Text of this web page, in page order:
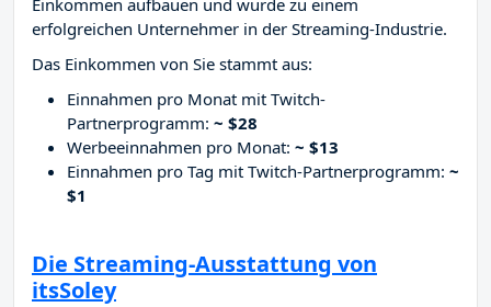
Einkommen aufbauen und wurde zu einem
erfolgreichen Unternehmer in der Streaming-Industrie.
Das Einkommen von Sie stammt aus:
Einnahmen pro Monat mit Twitch-
Partnerprogramm: ~ $28
Werbeeinnahmen pro Monat: ~ $13
Einnahmen pro Tag mit Twitch-Partnerprogramm: ~
$1
Die Streaming-Ausstattung von
itsSoley